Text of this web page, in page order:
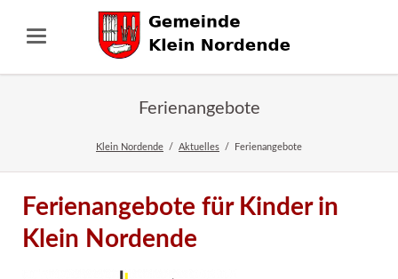
Ferienangebote
Klein Nordende Aktuelles Ferienangebote
Ferienangebote für Kinder in
Klein Nordende